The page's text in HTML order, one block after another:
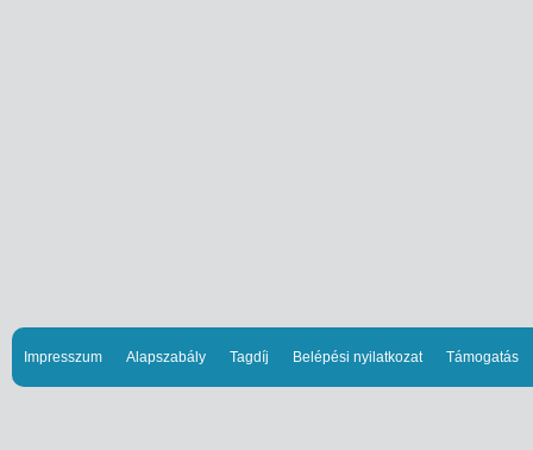
Impresszum Alapszabály Tagdíj Belépési nyilatkozat Támogatás